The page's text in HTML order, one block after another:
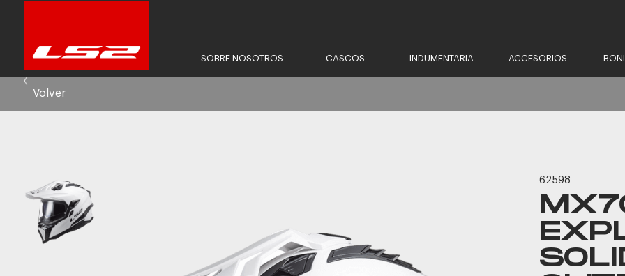
SOBRE NOSOTROS CASCOS INDUMENTARIA ACCESORIOS
Volver
62598